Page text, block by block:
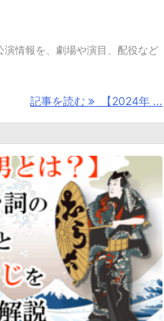
情報を、劇場や演目、配役など
記事を読む 【2024年 ...